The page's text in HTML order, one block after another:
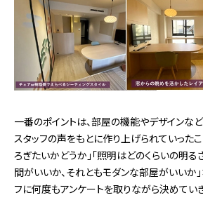
一番のポイントは、部屋の機能やデザインな
スタッフの声をもとに作り上げられていったこ
ろぎたいかどうか」「照明はどのくらいの明る
間がいいか、それともモダンな部屋がいいか
フに何度もアンケートを取りながら決めてい